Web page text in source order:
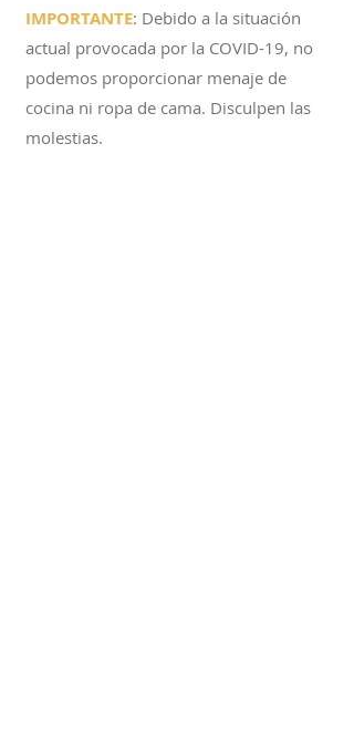
IMPORTANTE: Debido a la situación
actual provocada por la COVID-19, no
podemos proporcionar menaje de
cocina ni ropa de cama. Disculpen las
molestias.